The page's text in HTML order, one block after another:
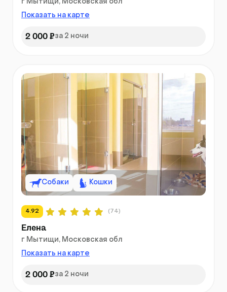
г Мытищи, Московская обл
Показать на карте
2 000 ₽за 2 ночи
Собаки Кошки
4.92 (74)
Елена
г Мытищи, Московская обл
Показать на карте
2 000 ₽за 2 ночи